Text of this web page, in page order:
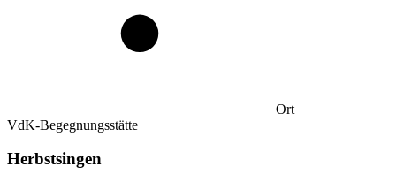
Ort
VdK-Begegnungsstätte
Herbstsingen